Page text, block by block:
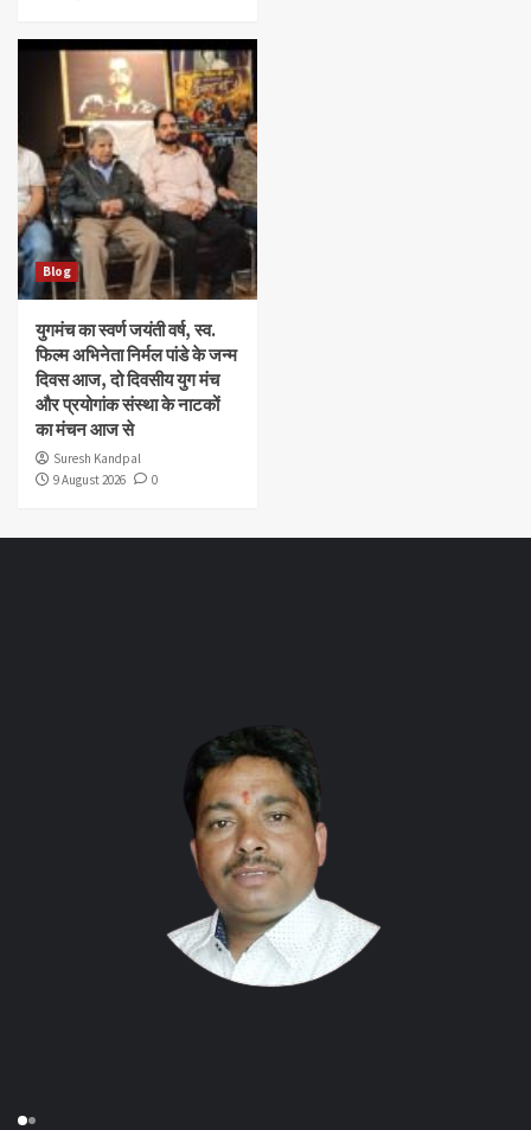
Blog
युगमंच का स्वर्ण जयंती वर्ष, स्व.
फिल्म अभिनेता निर्मल पांडे के जन्म
दिवस आज, दो दिवसीय युग मंच
और प्रयोगांक संस्था के नाटकों
का मंचन आज से
Suresh Kandpal
9 August 2026
0